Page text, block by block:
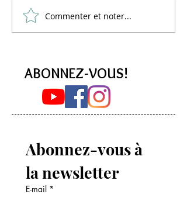
Pain d'épices au sarrasin,
(sans gluten, option vegan)
Commenter et noter...
ABONNEZ-VOUS!
Abonnez-vous à
la newsletter
E-mail *